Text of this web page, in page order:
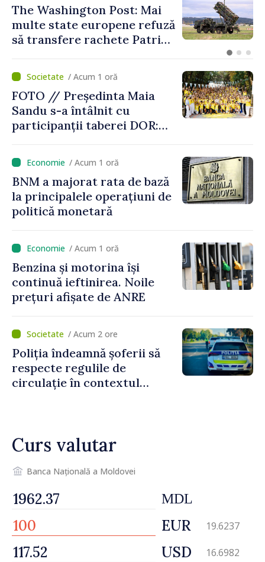
VIDEO // Premierul Vasile
Tofan a prezentat
principalele prevederi ale
2027
/ Acum 1 oră
FOTO // Președinta Maia
Sandu s-a întâlnit cu
participanții taberei DOR:
noastră rămâne puternică”
/ Acum 1 oră
BNM a majorat rata de bază
la principalele operațiuni de
politică monetară
/ Acum 1 oră
Benzina și motorina își
continuă ieftinirea. Noile
prețuri afișate de ANRE
/ Acum 2 ore
Poliția îndeamnă șoferii să
respecte regulile de
circulație în contextul
Curs valutar
Banca Națională a Moldovei
MDL
EUR 19.6237
USD 16.6982